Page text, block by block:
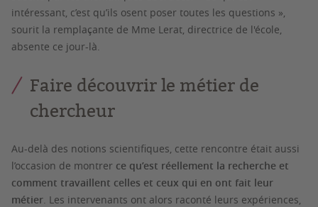
intéressant, c’est qu’ils osent poser toutes les questions »,
sourit la remplaçante de Mme Lerat, directrice de l'école,
absente ce jour-là.
Faire découvrir le métier de
chercheur
Au-delà des notions scientifiques, cette rencontre était aussi
l’occasion de montrer ce qu’est réellement la recherche et
comment travaillent celles et ceux qui en ont fait leur
métier . Les intervenants ont alors raconté leurs expériences,